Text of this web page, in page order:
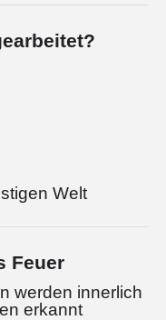
Welt
Feuer
werden innerlich
erkannt